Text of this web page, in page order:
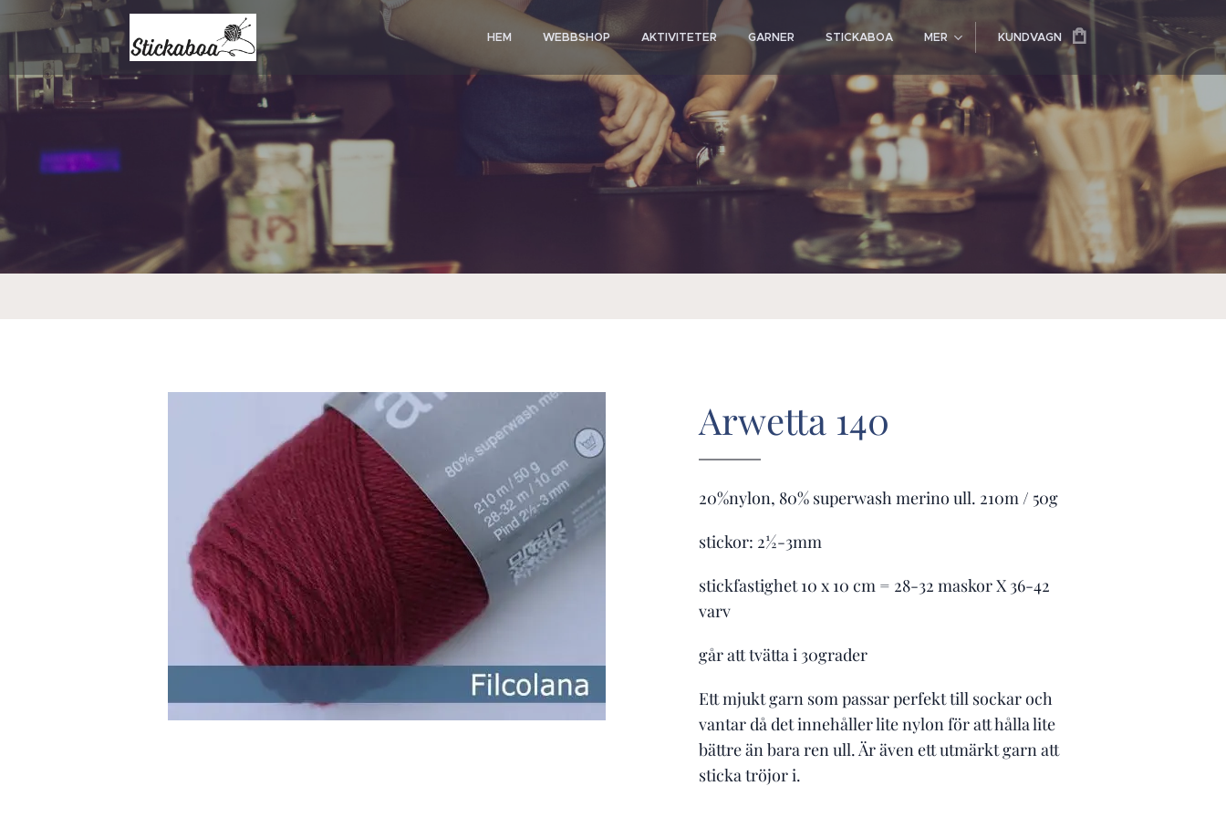
HEM WEBBSHOP AKTIVITETER GARNER STICKABOA MER KUNDVAGN
Arwetta 140
20%nylon, 80% superwash merino ull. 210m / 50g
stickor: 2½-3mm
stickfastighet 10 x 10 cm = 28-32 maskor X 36-42
varv
går att tvätta i 30grader
Ett mjukt garn som passar perfekt till sockar och
vantar då det innehåller lite nylon för att hålla lite
bättre än bara ren ull. Är även ett utmärkt garn att
sticka tröjor i.